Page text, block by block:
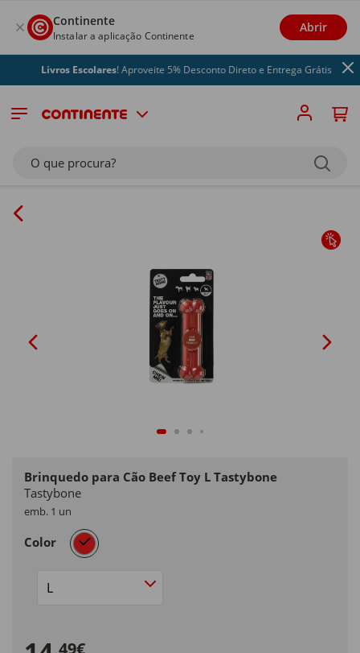
Continente
Instalar a aplicação Continente
Abrir
Livros Escolares! Aproveite 5% Desconto Direto e Entrega Grátis
O que procura?
Brinquedo para Cão Beef Toy L Tastybone
Tastybone
emb. 1 un
Color selected
Size
,49€